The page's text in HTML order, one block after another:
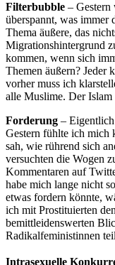
Filterbubble – Gestern
überspannt, was immer
Thema äußere, das
Migrationshintergrund
kommen, wenn sich
Themen äußern? Jeder
vorher muss ich
alle Muslime. Der
Forderung –
Gestern fühlte ich mich
sah, wie rührend sich
versuchten die Wogen
Kommentaren auf
habe mich lange nicht
etwas fordern könnte,
ich mit Prostituierten
bemittleidenswerten
Radikalfeministinnen
Intrasexuelle